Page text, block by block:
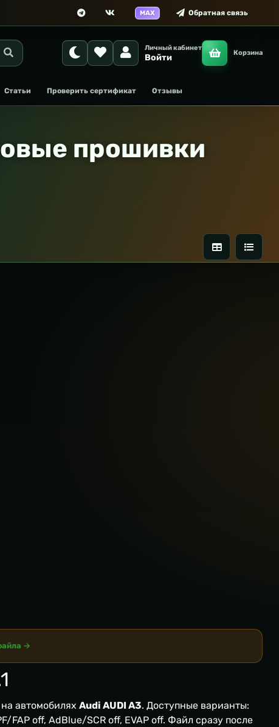
MAX Обратная связь
Личный кабинет
Войти Корзина
Статьи Проверить сертификат Отзывы
прошивки
→
на автомобилях Audi AUDI A3. Доступные варианты:
FAP off, AdBlue/SCR off, EVAP off. Файл сразу после